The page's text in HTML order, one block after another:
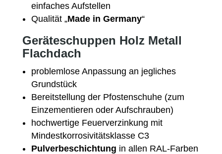
einfaches Aufstellen
Qualität „Made in Germany“
Geräteschuppen Holz Metall
Flachdach
problemlose Anpassung an jegliches
Grundstück
Bereitstellung der Pfostenschuhe (zum
Einzementieren oder Aufschrauben)
hochwertige Feuerverzinkung mit
Mindestkorrosivitätsklasse C3
Pulverbeschichtung in allen RAL-Farben